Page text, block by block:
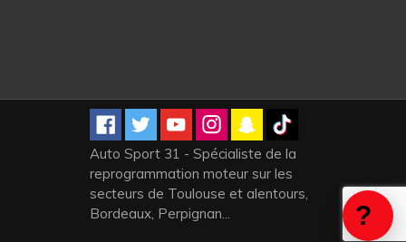
Auto Sport 31 - Spécialiste de la
reprogrammation moteur sur les
secteurs de Toulouse et alentours,
Bordeaux, Perpignan...